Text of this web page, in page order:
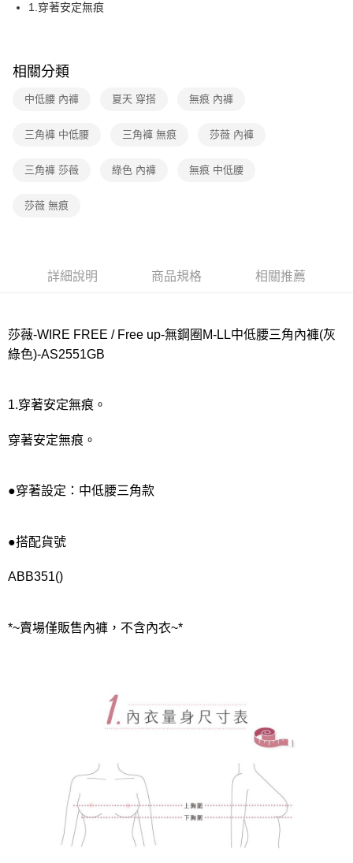
全家取貨付款
每筆NT$80，滿NT$1,000(含以上)免運費
每筆NT$80，滿NT$1,000(含以上)免運費
宅配
每筆NT$220
每筆NT$80，滿NT$1,000(含以上)免運費
1.穿著安定無痕
相關分類
中低腰 內褲 夏天 穿搭 無痕 內褲
三角褲 中低腰 三角褲 無痕 莎薇 內褲
三角褲 莎薇 綠色 內褲 無痕 中低腰
莎薇 無痕
詳細說明 商品規格 相關推薦
莎薇-WIRE FREE / Free up-無鋼圈M-LL中低腰三角內褲(灰
綠色)-AS2551GB
1.穿著安定無痕。
穿著安定無痕。
●穿著設定：中低腰三角款
●搭配貨號
ABB351()
*~賣場僅販售內褲，不含內衣~*